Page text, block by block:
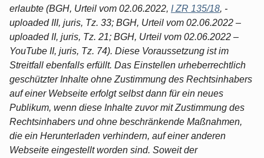
erlaubte (BGH, Urteil vom 02.06.2022, I ZR 135/18, -
uploaded III, juris, Tz. 33; BGH, Urteil vom 02.06.2022 –
uploaded II, juris, Tz. 21; BGH, Urteil vom 02.06.2022 –
YouTube II, juris, Tz. 74). Diese Voraussetzung ist im
Streitfall ebenfalls erfüllt. Das Einstellen urheberrechtlich
geschützter Inhalte ohne Zustimmung des Rechtsinhabers
auf einer Webseite erfolgt selbst dann für ein neues
Publikum, wenn diese Inhalte zuvor mit Zustimmung des
Rechtsinhabers und ohne beschränkende Maßnahmen,
die ein Herunterladen verhindern, auf einer anderen
Webseite eingestellt worden sind. Soweit der